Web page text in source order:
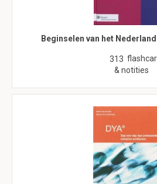
Beginselen van het
313
& notities